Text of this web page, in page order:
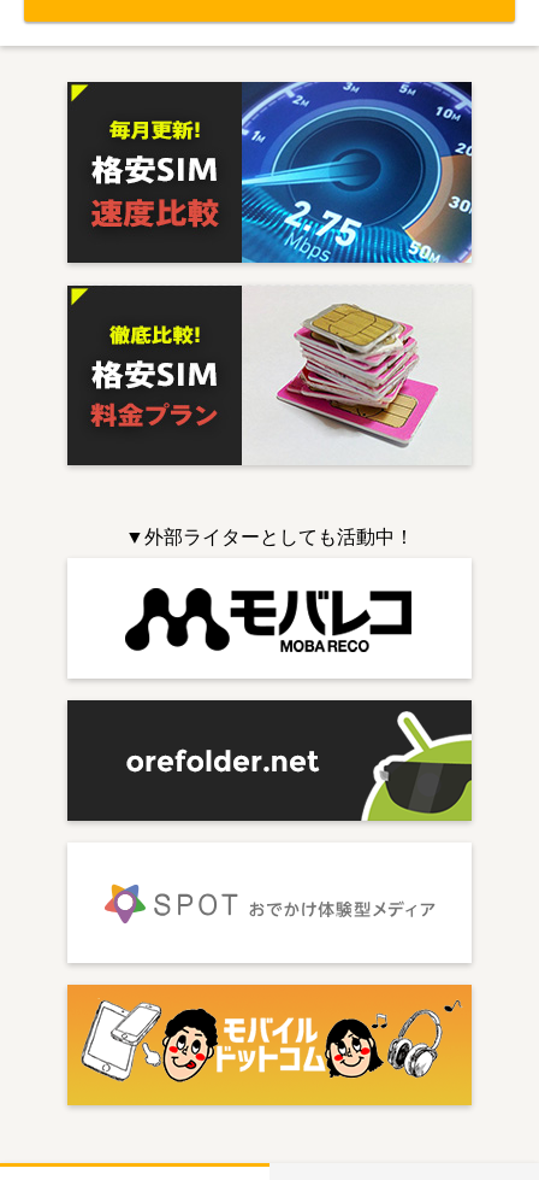
▼外部ライターとしても活動中！